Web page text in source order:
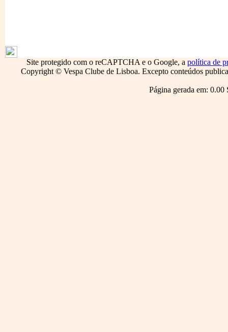
Site protegido com o reCAPTCHA e o Google, a política de
Copyright © Vespa Clube de Lisboa. Excepto conteúdos
Página gerada em: 0.00